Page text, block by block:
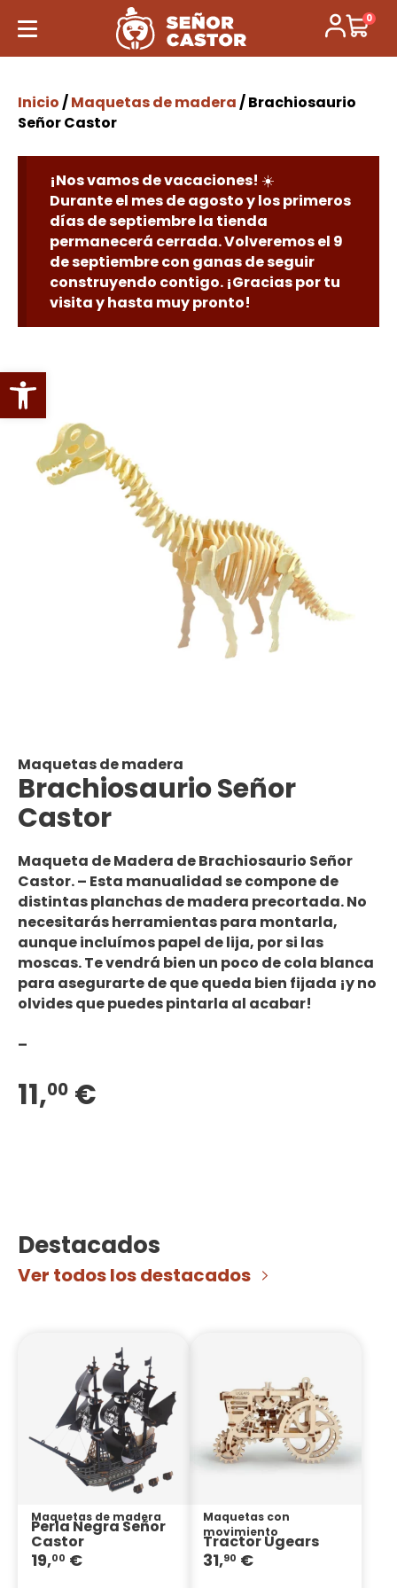
Abrir barra de herramientas
0
Inicio/Maquetas de madera/ Brachiosaurio
Señor Castor
¡Nos vamos de vacaciones! ☀️
Durante el mes de agosto y los primeros
días de septiembre la tienda
permanecerá cerrada. Volveremos el 9
de septiembre con ganas de seguir
construyendo contigo. ¡Gracias por tu
visita y hasta muy pronto!
Maquetas de madera
Brachiosaurio Señor
Castor
Maqueta de Madera de Brachiosaurio Señor
Castor. – Esta manualidad se compone de
distintas planchas de madera precortada.No
necesitarás herramientaspara montarla,
aunque incluímos papel de lija, por si las
moscas. Te vendrá bien un poco decola blanca
para asegurarte de que queda bien fijada ¡y no
olvides quepuedes pintarla al acabar!
–
11,00 €
Destacados
Ver todos los destacados
Maquetas de madera
Perla Negra Señor
Castor
19,00 €
Maquetas con
movimiento
Tractor Ugears
31,90 €